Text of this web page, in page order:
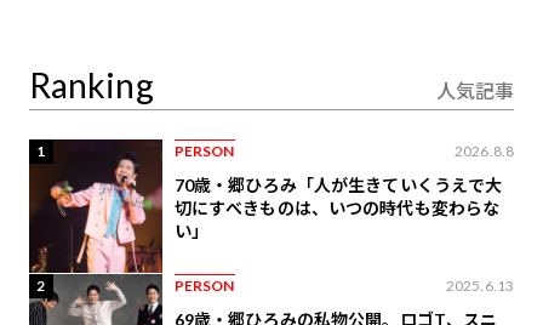
Ranking 人気記事
1 PERSON 2026.8.8
70歳・郷ひろみ「人が生きていくうえで大
切にすべきものは、いつの時代も変わらな
い」
2 PERSON 2025.6.13
69歳・郷ひろみの私物公開。ロゴT、スニ